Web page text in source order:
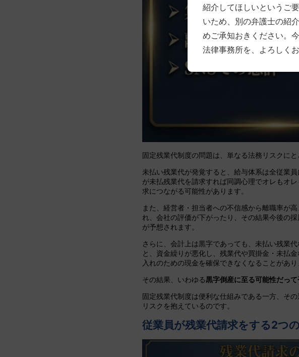
固定残業代制度の問題は、単なる法務リスクにと
未払い残業代が発覚すると、給与体系は全従業
が未払残業代を請求すれば同調心理でオレもオ
求につながる可能性があります。
また、経営者・担当者への不信感から離職率が
れ、会社の評価が下がったり、その結果今後の
が予想されます。
さらに、会計上は黒字であっても、未払い残業
と、資金繰りが悪化し、残業代や買掛金・未払
入れのための現金を確保できなくなることがあり
その結果、いわゆる黒字倒産に至る可能性だっ
固定残業代制度は便利な仕組みである一方、そ
リスクを抱えているのです。
従業員が残業代請求をする2つ
紹介してほしいというご
いため、別の弁護士の紹
めご承知おきください。
法律事務所を、よろしく